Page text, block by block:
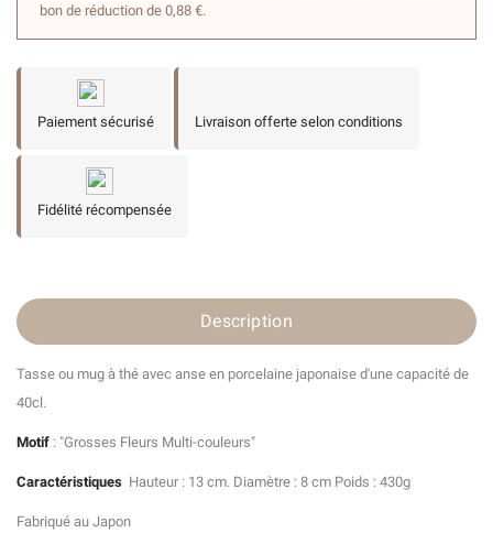
bon de réduction de 0,88 €.
Paiement sécurisé Livraison offerte selon conditions
Fidélité récompensée
Description
Tasse ou mug à thé avec anse en porcelaine japonaise d'une capacité de
40cl.
Motif : "Grosses Fleurs Multi-couleurs"
Caractéristiques Hauteur : 13 cm. Diamètre : 8 cm Poids : 430g
Fabriqué au Japon